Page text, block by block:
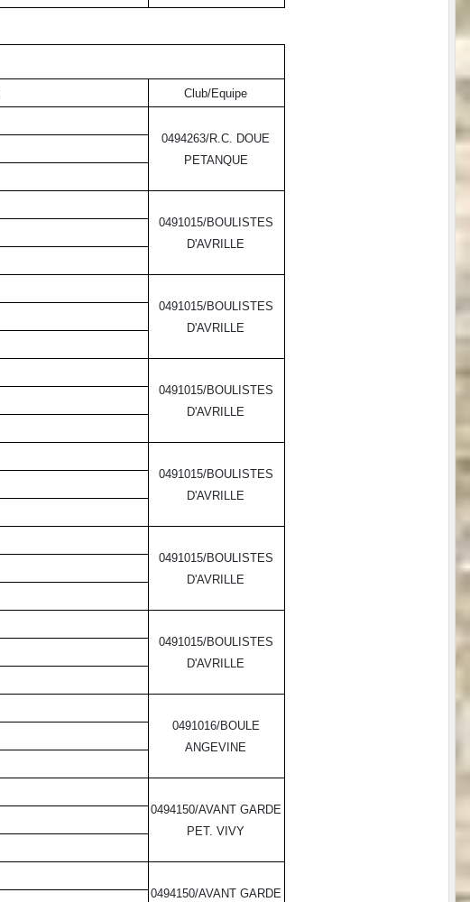
Club/Equipe
0494263/R.C. DOUE
PETANQUE
0491015/BOULISTES
D'AVRILLE
0491015/BOULISTES
D'AVRILLE
0491015/BOULISTES
D'AVRILLE
0491015/BOULISTES
D'AVRILLE
0491015/BOULISTES
D'AVRILLE
0491015/BOULISTES
D'AVRILLE
0491016/BOULE
ANGEVINE
0494150/AVANT GARDE
PET. VIVY
0494150/AVANT GARDE